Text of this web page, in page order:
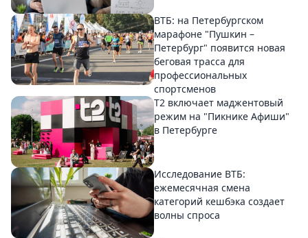
ВТБ: на Петербургском
марафоне "Пушкин –
Петербург" появится новая
беговая трасса для
профессиональных
спортсменов
Т2 включает маджентовый
режим на "Пикнике Афиши"
в Петербурге
Исследование ВТБ:
ежемесячная смена
категорий кешбэка создает
волны спроса